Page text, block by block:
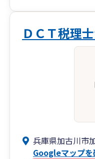
ＤＣＴ税理
兵庫県加古川市
Googleマップを